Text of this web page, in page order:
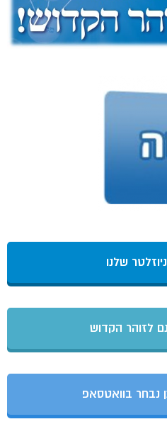
שלנו
לזוהר הקדוש
נבחר בוואטסאפ